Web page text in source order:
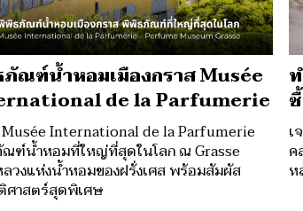
ณฑ์น้ำหอมเมืองกราส Musée
de la Parfumerie
International de la Parfumerie
ฑ์น้ำหอมที่ใหญ่ที่สุดในโลก ณ Grasse
ลวงแห่งน้ำหอมของฝรั่งเศส พร้อมสัมผัส
ศาสตร์สุดพิเศษ
เ
ค
ห